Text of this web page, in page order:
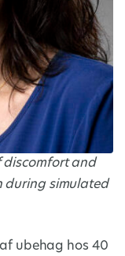
discomfort and
during simulated
ubehag hos 40